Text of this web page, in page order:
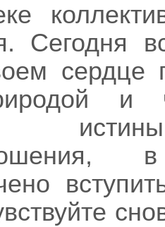
Сегодня
сердце
и